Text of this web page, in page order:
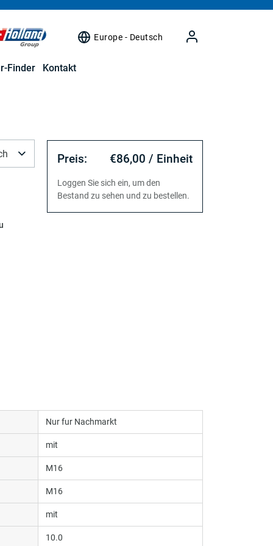
Europe - Deutsch
Finder Kontakt
Preis: €86,00 / Einheit
Loggen Sie sich ein, um den
Bestand zu sehen und zu bestellen.
Nur fur Nachmarkt
mit
M16
M16
mit
10.0